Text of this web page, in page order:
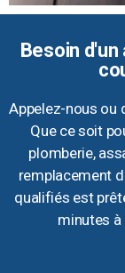
Besoin
Appelez-nous ou
Que ce soit
plomberie,
remplacement
qualifiés est
minutes à